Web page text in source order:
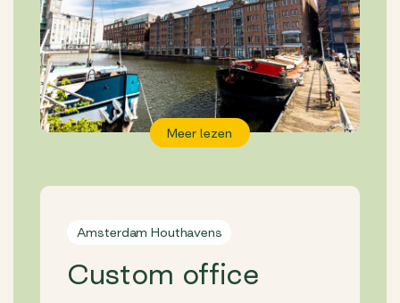
Meer lezen
Amsterdam Houthavens
Custom office